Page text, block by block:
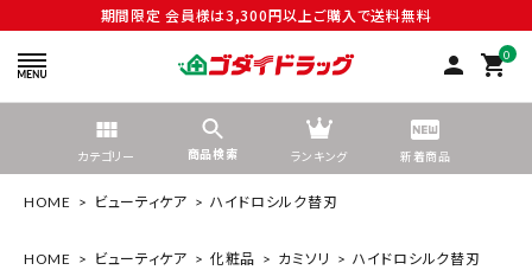
期間限定 会員様は3,300円以上ご購入で送料無料
person 0
shopping_cart
カテゴリー 商品検索 ランキング 新着商品
HOME ビューティケア ハイドロシルク替刃
HOME ビューティケア 化粧品 カミソリ
ハイドロシルク替刃